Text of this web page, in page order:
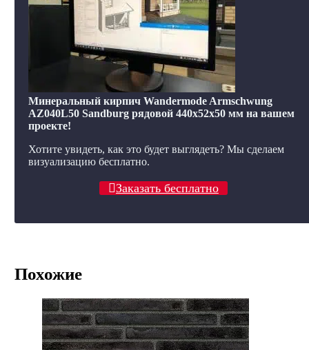
Минеральный кирпич Wandermode Armschwung
AZ040L50 Sandburg рядовой 440x52x50 мм на вашем
проекте!
Хотите увидеть, как это будет выглядеть? Мы сделаем
визуализацию бесплатно.
Заказать бесплатно
Похожие